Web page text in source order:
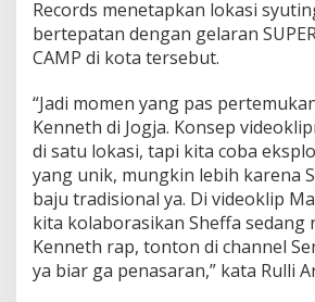
Records menetapkan lokasi
bertepatan dengan gelaran
CAMP di kota tersebut.
“Jadi momen yang pas
Kenneth di Jogja. Konsep
di satu lokasi, tapi kita coba
yang unik, mungkin lebih karena
baju tradisional ya. Di videoklip
kita kolaborasikan Sheffa sedang
Kenneth rap, tonton di channel
ya biar ga penasaran,” kata Rulli